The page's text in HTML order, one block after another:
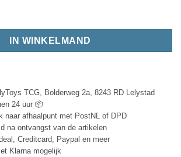
IN WINKELMAND
TCG, Bolderweg 2a, 8243 RD Lelystad
24 uur 📦
naar afhaalpunt met PostNL of DPD
na ontvangst van de artikelen
Creditcard, Paypal en meer
Klarna mogelijk